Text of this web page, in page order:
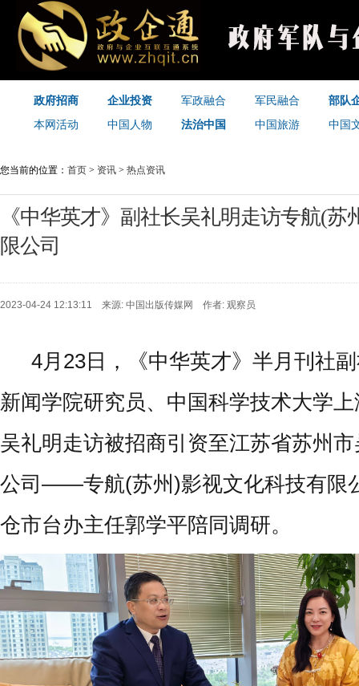
政府招商 企业投资 军政融合 军民融合
部队
本网活动
中国人物 法治中国 中国旅游 中国
您当前的位置： 首页 > 资讯 > 热点资讯
《中华英才》副社长吴礼明走访专航(苏
限公司
2023-04-24 12:13:11 来源: 中国出版传媒网 作者: 观察员
4月23日，《中华英才》半月刊社
新闻学院研究员、中国科学技术大学
吴礼明走访被招商引资至江苏省苏州
公司——专航(苏州)影视文化科技有限
仓市台办主任郭学平陪同调研。